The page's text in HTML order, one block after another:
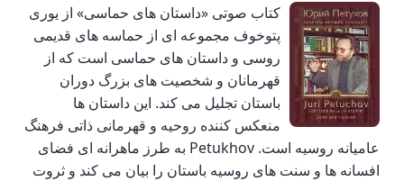
کتاب صوتی «داستان های حماسی» از یوری
پتوخوف مجموعه ای از حماسه های قدیمی
روسی و داستان های حماسی است که از
قهرمانان و شخصیت های بزرگ دوران
باستان تجلیل می کند. این داستان ها
منعکس کننده روحیه و قهرمانی ذاتی فرهنگ
عامیانه روسیه است. Petukhov به طرز ماهرانه ای فضای
افسانه ها و سنت های روسیه باستان را بیان می کند و ثروت